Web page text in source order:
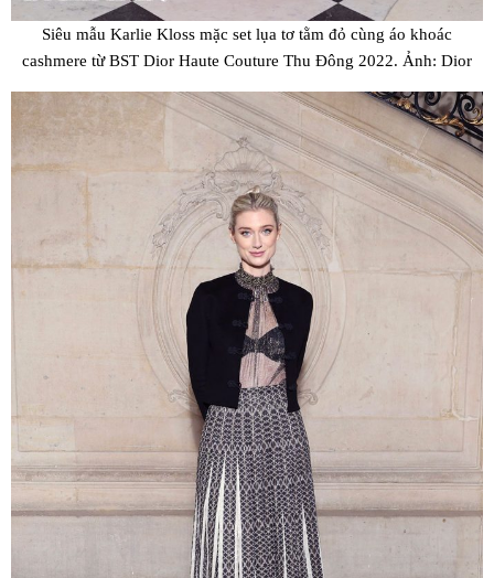
Siêu mẫu Karlie Kloss mặc set lụa tơ tằm đỏ cùng áo khoác
cashmere từ BST Dior Haute Couture Thu Đông 2022. Ảnh: Dior